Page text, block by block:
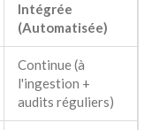
Intégrée
(Automatisée)
Continue (à
l'ingestion +
audits réguliers)